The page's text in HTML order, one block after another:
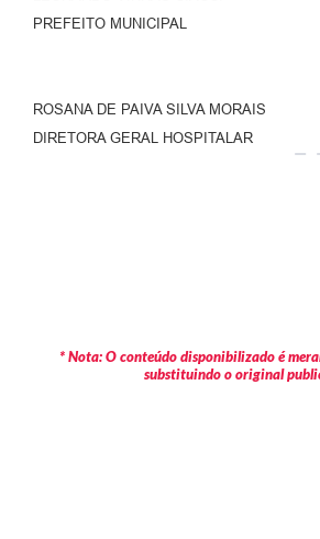
PREFEITO MUNICIPAL
ROSANA DE PAIVA SILVA MORAIS
DIRETORA GERAL HOSPITALAR
* Nota: O conteúdo disponibilizado é
substituindo o original